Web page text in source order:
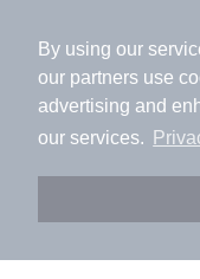
By using our
our partners use
advertising and
our services.
アプリに切り
会員登録なしで
2階
駐車場あり 駐輪場あり
（管
2階 /